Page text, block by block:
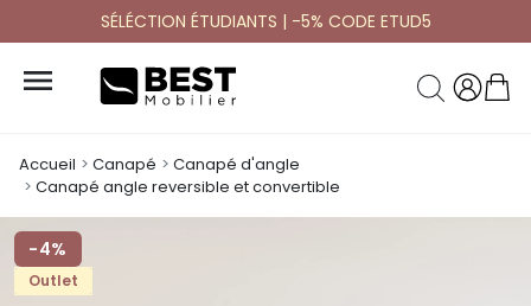
SÉLÉCTION ÉTUDIANTS | -5% CODE ETUD5

Accueil Canapé
Canapé d'angle
Canapé angle reversible et convertible
-4%
Outlet